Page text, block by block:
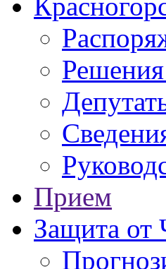
Решения
Прием
Защита от